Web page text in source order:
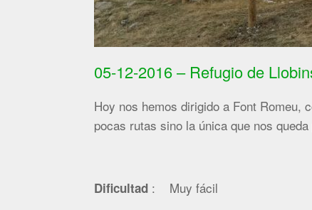
05-12-2016 – Refugio de
Hoy nos hemos dirigido a Font Romeu,
pocas rutas sino la única que nos
Dificultad : Muy fácil